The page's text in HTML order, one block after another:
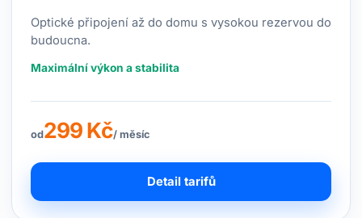
Optické připojení až do domu s vysokou rezervou do
budoucna.
Maximální výkon a stabilita
od299 Kč/ měsíc
Detail tarifů